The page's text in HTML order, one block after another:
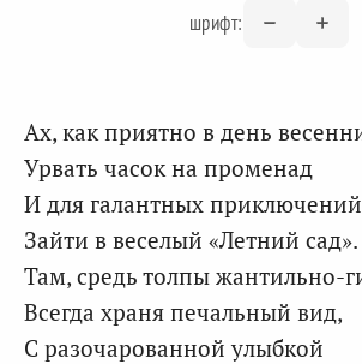
шрифт:
Ах, как приятно в день
Урвать часок на променад
И для галантных приключений
Зайти в веселый «Летний сад».
Там, средь толпы жантильно-
Всегда храня печальный вид,
С разочарованной улыбкой